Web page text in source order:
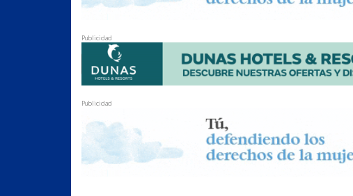
Publicidad
Publicidad